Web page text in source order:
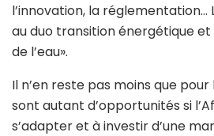
l’innovation, la réglementation…
au duo transition énergétique
de l’eau».
Il n’en reste pas moins que pour
sont autant d’opportunités si
s’adapter et à investir d’une